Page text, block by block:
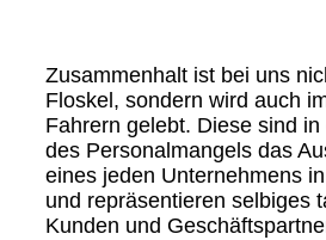
Zusammenhalt ist bei uns
Floskel, sondern wird auch
Fahrern gelebt. Diese sind
des Personalmangels das
eines jeden Unternehmens
und repräsentieren selbiges
Kunden und